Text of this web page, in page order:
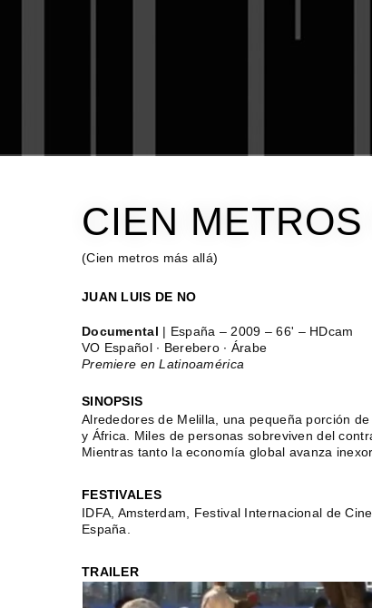
CIEN
(Cien metros más allá)
JUAN LUIS DE NO
Documental | España – 2009 – 66' – HDcam
VO Español ∙ Berebero ∙ Árabe
Premiere en Latinoamérica
SINOPSIS
Alrededores de Melilla, una pequeña porción
y África. Miles de personas sobreviven del
Mientras tanto la economía global avanza
FESTIVALES
IDFA, Amsterdam, Festival Internacional de
España.
TRAILER